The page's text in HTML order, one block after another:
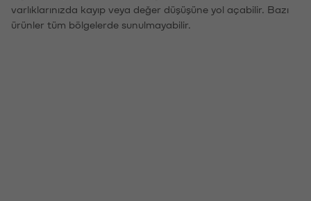
varlıklarınızda kayıp veya değer düşüşüne yol açabilir. Bazı
ürünler tüm bölgelerde sunulmayabilir.